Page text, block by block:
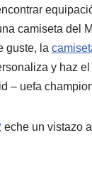
camiseta del
guste, la
y haz
– uefa
eche un vistazo